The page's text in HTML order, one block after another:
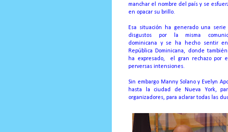
manchar el nombre del país y se
en opacar su brillo.
Esa situación ha generado una serie
disgustos por la misma
dominicana y se ha hecho sentir
República Dominicana, donde
ha expresado,
el gran rechazo por
perversas intensiones.
Sin embargo Manny Solano y Evelyn
hasta la ciudad de Nueva York,
organizadores, para aclarar todas las